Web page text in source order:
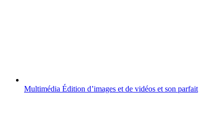
Multimédia Édition d’images et de vidéos et son parfait